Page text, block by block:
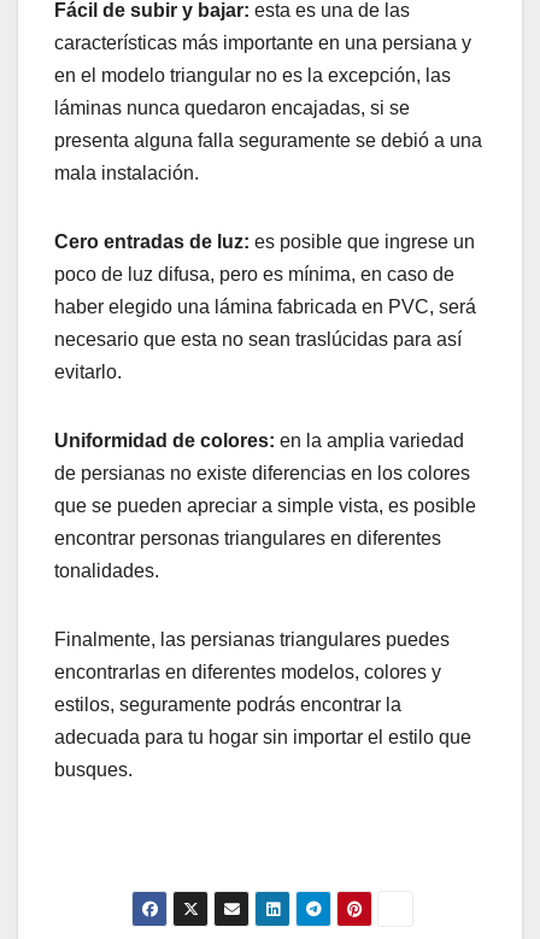
Fácil de subir y bajar: esta es una de las
características más importante en una persiana y
en el modelo triangular no es la excepción, las
láminas nunca quedaron encajadas, si se
presenta alguna falla seguramente se debió a una
mala instalación.
Cero entradas de luz: es posible que ingrese un
poco de luz difusa, pero es mínima, en caso de
haber elegido una lámina fabricada en PVC, será
necesario que esta no sean traslúcidas para así
evitarlo.
Uniformidad de colores: en la amplia variedad
de persianas no existe diferencias en los colores
que se pueden apreciar a simple vista, es posible
encontrar personas triangulares en diferentes
tonalidades.
Finalmente, las persianas triangulares puedes
encontrarlas en diferentes modelos, colores y
estilos, seguramente podrás encontrar la
adecuada para tu hogar sin importar el estilo que
busques.